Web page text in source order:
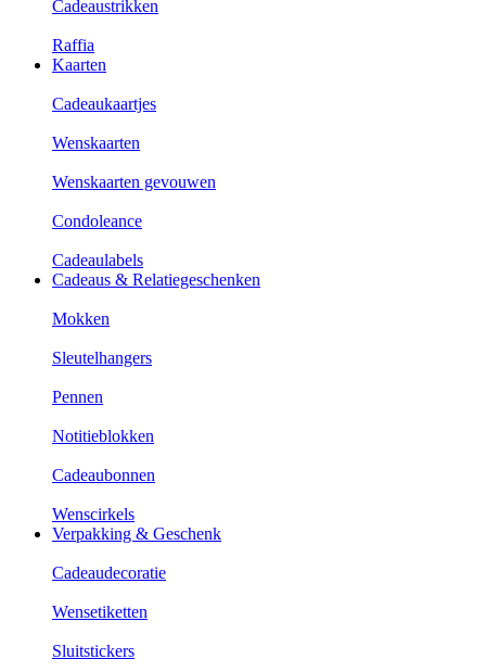
Cadeaustrikken
Raffia
Kaarten
Cadeaukaartjes
Wenskaarten
Wenskaarten gevouwen
Condoleance
Cadeaulabels
Cadeaus & Relatiegeschenken
Mokken
Sleutelhangers
Pennen
Notitieblokken
Cadeaubonnen
Wenscirkels
Verpakking & Geschenk
Cadeaudecoratie
Wensetiketten
Sluitstickers